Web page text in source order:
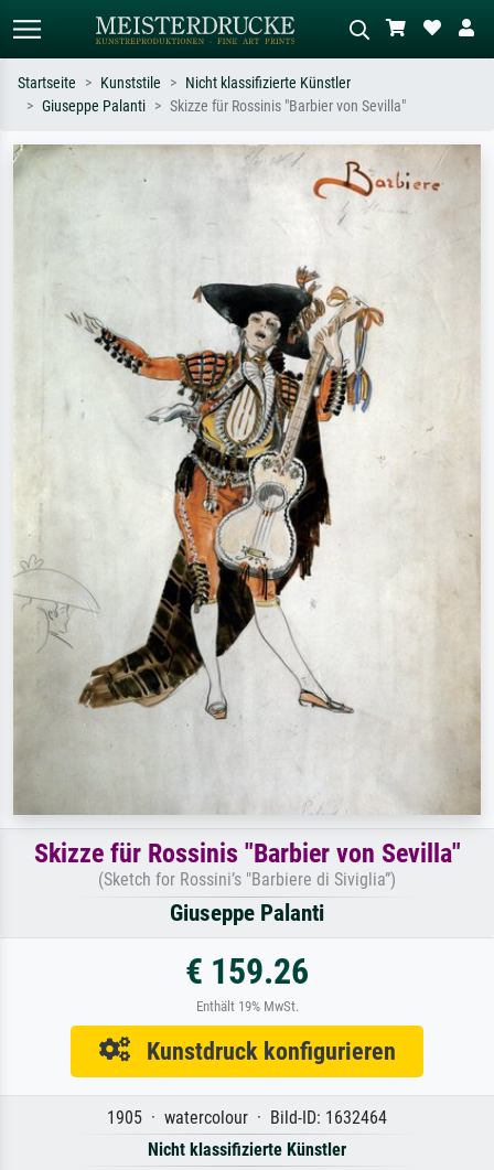
Suchen Sie nach Künstlern, Werktiteln
oder Stilen – z.B. Monet,
Beschreiben Sie die Szene – z.B. Grüne
Wiese, Abstrakt mit viel Rot, Dunkles
Ölgemälde, Stehender Akt neben einem
Baum.
Startseite Kunststile
Nicht klassifizierte Künstler
Giuseppe Palanti
Skizze für Rossinis "Barbier von Sevilla"
Skizze für Rossinis "Barbier von Sevilla"
(Sketch for Rossini’s "Barbiere di Siviglia”)
Giuseppe Palanti
€ 159.26
Enthält 19% MwSt.
Kunstdruck konfigurieren
1905 · watercolour · Bild-ID: 1632464
Nicht klassifizierte Künstler